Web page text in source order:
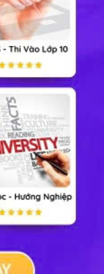
Lớp 11
Lớp 12
Đại Học
401